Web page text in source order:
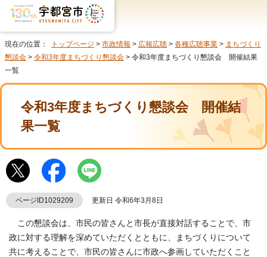
現在の位置： トップページ > 市政情報 > 広報広聴 > 各種広聴事業 > まちづくり
懇談会 > 令和3年度まちづくり懇談会 > 令和3年度まちづくり懇談会 開催結果
一覧
令和3年度まちづくり懇談会 開催結
果一覧
ページID1029209 更新日 令和6年3月8日
この懇談会は、市民の皆さんと市長が直接対話することで、市
政に対する理解を深めていただくとともに、まちづくりについて
共に考えることで、市民の皆さんに市政へ参画していただくこと